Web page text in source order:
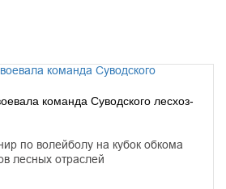
команда Суводского лесхоз-
по волейболу на кубок обкома
лесных отраслей